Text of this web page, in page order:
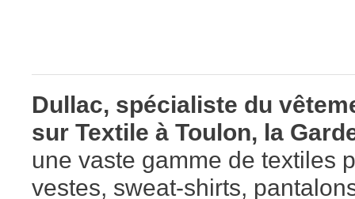
Dullac, spécialiste du
sur Textile à Toulon, la
une vaste gamme de textiles
vestes, sweat-shirts,